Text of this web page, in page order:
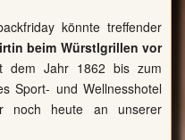
könnte treffender
beim Würstlgrillen vor
dem Jahr 1862 bis zum
Sport- und Wellnesshotel
noch heute an unserer